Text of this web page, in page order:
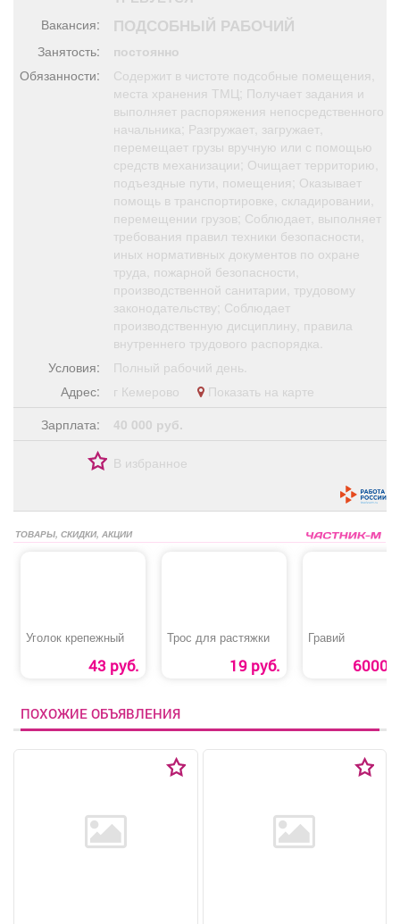
Поздравления Погода
Я - пенсионер
Вакансия: ПОДСОБНЫЙ РАБОЧИЙ
Занятость:
постоянно
Обязанности:
Содержит в чистоте подсобные помещения,
места хранения ТМЦ; Получает задания и
выполняет распоряжения непосредственного
начальника; Разгружает, загружает,
перемещает грузы вручную или с помощью
средств механизации; Очищает территорию,
подъездные пути, помещения; Оказывает
помощь в транспортировке, складировании,
перемещении грузов; Соблюдает, выполняет
требования правил техники безопасности,
иных нормативных документов по охране
труда, пожарной безопасности,
производственной санитарии, трудовому
законодательству; Соблюдает
производственную дисциплину, правила
внутреннего трудового распорядка.
Условия:
Полный рабочий день.
Адрес:
г Кемерово
Показать на карте
Зарплата:
40 000 руб.
В избранное
ТОВАРЫ, СКИДКИ, АКЦИИ
Уголок крепежный
43 руб.
Трос для растяжки
19 руб.
Гравий
6000
ПОХОЖИЕ ОБЪЯВЛЕНИЯ